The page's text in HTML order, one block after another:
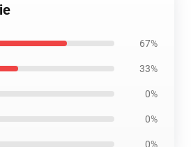
67%
33%
0%
0%
0%